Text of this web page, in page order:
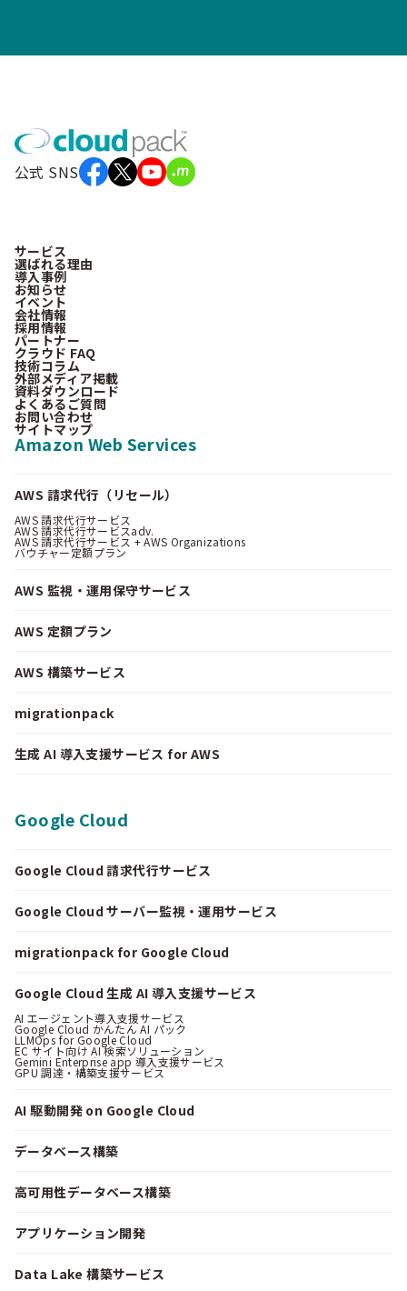
公式 SNS
サービス
選ばれる理由
導入事例
お知らせ
イベント
会社情報
採用情報
パートナー
クラウド FAQ
技術コラム
外部メディア掲載
資料ダウンロード
よくあるご質問
お問い合わせ
サイトマップ
Amazon Web Services
AWS 請求代行（リセール）
AWS 請求代行サービス
AWS 請求代行サービスadv.
AWS 請求代行サービス + AWS Organizations
バウチャー定額プラン
AWS 監視・運用保守サービス
AWS 定額プラン
AWS 構築サービス
migrationpack
生成 AI 導入支援サービス for AWS
Google Cloud
Google Cloud 請求代行サービス
Google Cloud サーバー監視・運用サービス
migrationpack for Google Cloud
Google Cloud 生成 AI 導入支援サービス
AI エージェント導入支援サービス
Google Cloud かんたん AI パック
LLMOps for Google Cloud
EC サイト向け AI 検索ソリューション
Gemini Enterprise app 導入支援サービス
GPU 調達・構築支援サービス
AI 駆動開発 on Google Cloud
データベース構築
高可用性データベース構築
アプリケーション開発
Data Lake 構築サービス